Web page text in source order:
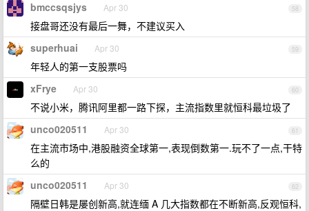
58
bmccsqsjys Apr 30
接盘哥还没有最后一舞，不建议买入
59
superhuai Apr 30
年轻人的第一支股票吗
60
xFrye Apr 30
不说小米，腾讯阿里都一路下探，主流指数里就恒科最垃圾了
61
unco020511 Apr 30
在主流市场中,港股融资全球第一,表现倒数第一.玩不了一点,干特
么的
62
unco020511 Apr 30
隔壁日韩是屡创新高,就连缅 A 几大指数都在不断新高,反观恒科,